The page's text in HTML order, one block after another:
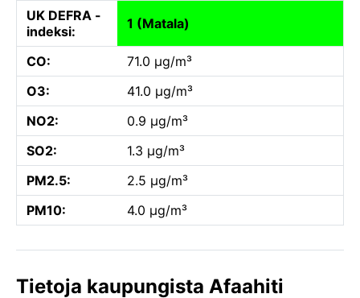
UK DEFRA -
indeksi:
1 (Matala)
CO:
71.0 µg/m³
O3:
41.0 µg/m³
NO2:
0.9 µg/m³
SO2:
1.3 µg/m³
PM2.5:
2.5 µg/m³
PM10:
4.0 µg/m³
Tietoja kaupungista Afaahiti